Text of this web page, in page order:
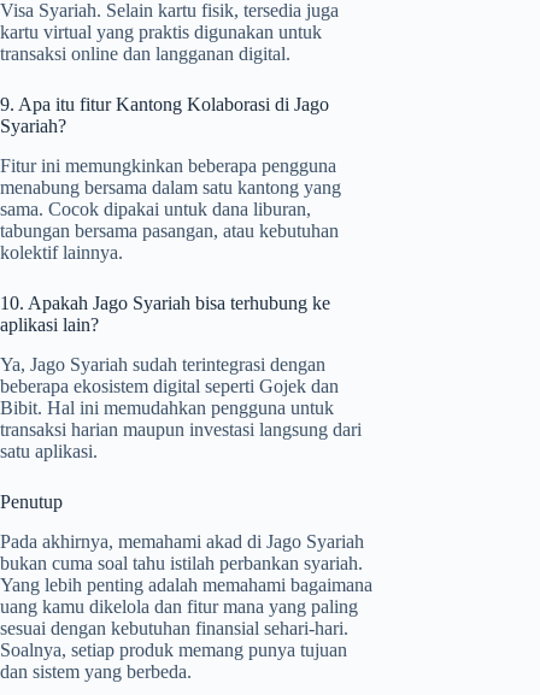
Visa Syariah. Selain kartu fisik, tersedia juga
kartu virtual yang praktis digunakan untuk
transaksi online dan langganan digital.
9. Apa itu fitur Kantong Kolaborasi di Jago
Syariah?
Fitur ini memungkinkan beberapa pengguna
menabung bersama dalam satu kantong yang
sama. Cocok dipakai untuk dana liburan,
tabungan bersama pasangan, atau kebutuhan
kolektif lainnya.
10. Apakah Jago Syariah bisa terhubung ke
aplikasi lain?
Ya, Jago Syariah sudah terintegrasi dengan
beberapa ekosistem digital seperti Gojek dan
Bibit. Hal ini memudahkan pengguna untuk
transaksi harian maupun investasi langsung dari
satu aplikasi.
Penutup
Pada akhirnya, memahami akad di Jago Syariah
bukan cuma soal tahu istilah perbankan syariah.
Yang lebih penting adalah memahami bagaimana
uang kamu dikelola dan fitur mana yang paling
sesuai dengan kebutuhan finansial sehari-hari.
Soalnya, setiap produk memang punya tujuan
dan sistem yang berbeda.